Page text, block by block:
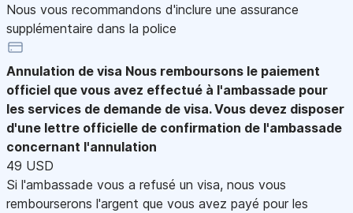
Nous vous recommandons d'inclure une assurance
supplémentaire dans la police
Annulation de visa Nous remboursons le paiement
officiel que vous avez effectué à l'ambassade pour
les services de demande de visa. Vous devez disposer
d'une lettre officielle de confirmation de l'ambassade
concernant l'annulation
49 USD
Si l'ambassade vous a refusé un visa, nous vous
rembourserons l'argent que vous avez payé pour les